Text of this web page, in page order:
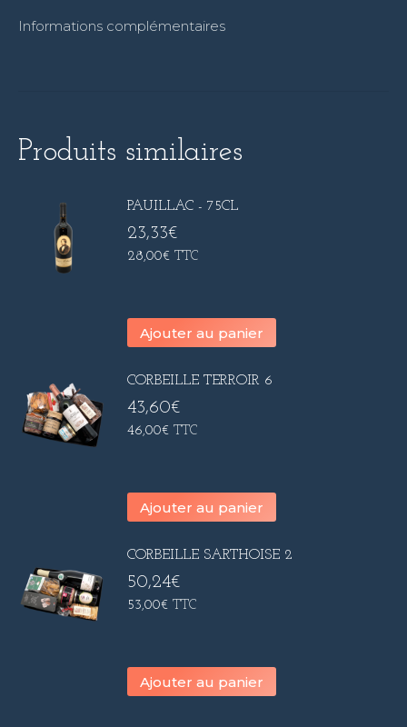
Informations complémentaires
Produits similaires
PAUILLAC - 75CL
23,33€
28,00€ TTC
Ajouter au panier
CORBEILLE TERROIR 6
43,60€
46,00€ TTC
Ajouter au panier
CORBEILLE SARTHOISE 2
50,24€
53,00€ TTC
Ajouter au panier